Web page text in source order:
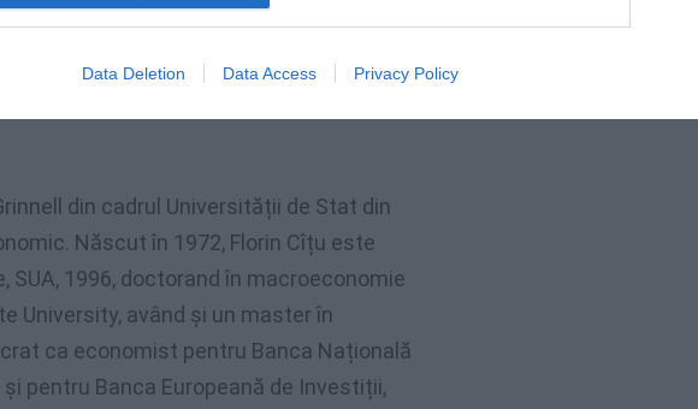
Data Deletion Data Access Privacy Policy
la funcţia de prim-ministru
unei majorităţi parlamentare în
din cadrul Universității de Stat din
Născut în 1972, Florin Cîțu este
SUA, 1996, doctorand în macroeconomie
University, având și un master în
ca economist pentru Banca Națională
pentru Banca Europeană de Investiții,